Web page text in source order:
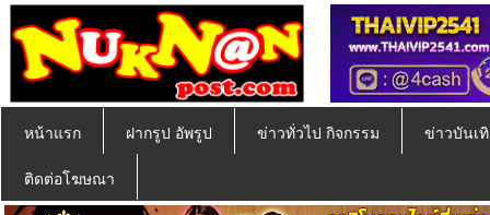
หน้าแรก ฝากรูป อัพรูป ข่าวทั่วไป กิจกรรม ข่าวบันเ
ติดต่อโฆษณา